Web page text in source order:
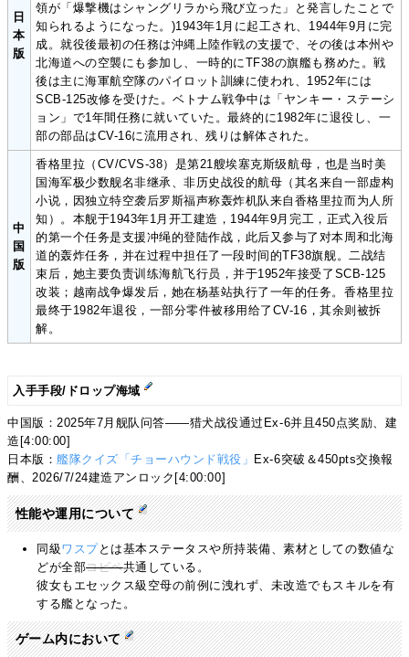
日
本
版
領が「爆撃機はシャングリラから飛び立った」と発言したことで
知られるようになった。)1943年1月に起工され、1944年9月に完
成。就役後最初の任務は沖縄上陸作戦の支援で、その後は本州や
北海道への空襲にも参加し、一時的にTF38の旗艦も務めた。戦
後は主に海軍航空隊のパイロット訓練に使われ、1952年には
SCB-125改修を受けた。ベトナム戦争中は「ヤンキー・ステーシ
ョン」で1年間任務に就いていた。最終的に1982年に退役し、一
部の部品はCV-16に流用され、残りは解体された。
中
国
版
香格里拉（CV/CVS-38）是第21艘埃塞克斯级航母，也是当时美
国海军极少数舰名非继承、非历史战役的航母（其名来自一部虚构
小说，因独立特空袭后罗斯福声称轰炸机队来自香格里拉而为人所
知）。本舰于1943年1月开工建造，1944年9月完工，正式入役后
的第一个任务是支援冲绳的登陆作战，此后又参与了对本周和北海
道的轰炸任务，并在过程中担任了一段时间的TF38旗舰。二战结
束后，她主要负责训练海航飞行员，并于1952年接受了SCB-125
改装；越南战争爆发后，她在杨基站执行了一年的任务。香格里拉
最终于1982年退役，一部分零件被移用给了CV-16，其余则被拆
解。
入手手段/ドロップ海域
中国版：2025年7月舰队问答——猎犬战役通过Ex-6并且450点奖励、建
造[4:00:00]
日本版：艦隊クイズ「チョーハウンド戦役」 Ex-6突破＆450pts交換報
酬、2026/7/24建造アンロック[4:00:00]
性能や運用について
同級 ワスプとは基本ステータスや所持装備、素材としての数値な
どが全部コピペ共通している。
彼女もエセックス級空母の前例に洩れず、未改造でもスキルを有
する艦となった。
ゲーム内において